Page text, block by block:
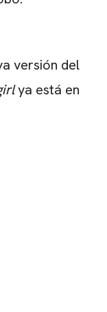
versión del
ya está en